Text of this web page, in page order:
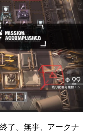
了。無事、アークナ